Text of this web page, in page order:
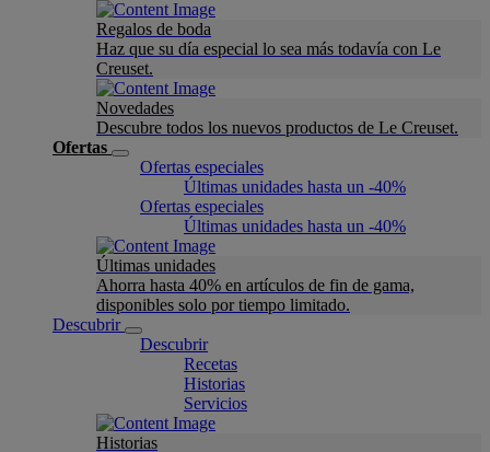
Regalos de boda
Haz que su día especial lo sea más todavía con Le
Creuset.
Novedades
Descubre todos los nuevos productos de Le Creuset.
Ofertas
Ofertas especiales
Últimas unidades hasta un -40%
Ofertas especiales
Últimas unidades hasta un -40%
Últimas unidades
Ahorra hasta 40% en artículos de fin de gama,
disponibles solo por tiempo limitado.
Descubrir
Descubrir
Recetas
Historias
Servicios
Historias